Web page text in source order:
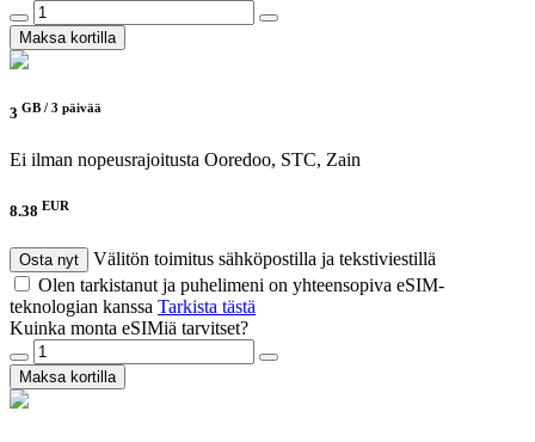
Maksa kortilla
3 GB / 3 päivää
Ei ilman nopeusrajoitusta Ooredoo, STC, Zain
8.38 EUR
Osta nyt
Välitön toimitus sähköpostilla ja tekstiviestillä
Olen tarkistanut ja puhelimeni on yhteensopiva eSIM-
teknologian kanssa Tarkista tästä
Kuinka monta eSIMiä tarvitset?
Maksa kortilla